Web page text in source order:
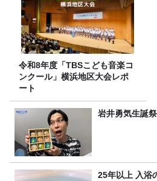
令和8年度「TBSこども音楽コ
ンクール」横浜地区大会レポ
ート
岩井勇気生誕
25年以上 入浴